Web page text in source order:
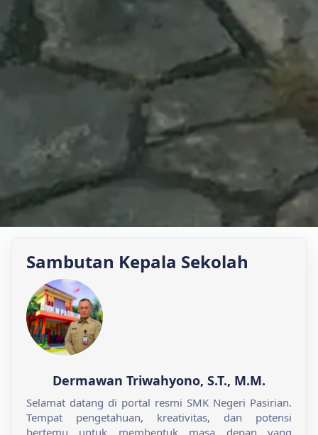
Sambutan Kepala Sekolah
Dermawan Triwahyono, S.T., M.M.
Selamat datang di portal resmi SMK Negeri Pasirian.
Tempat pengetahuan, kreativitas, dan potensi